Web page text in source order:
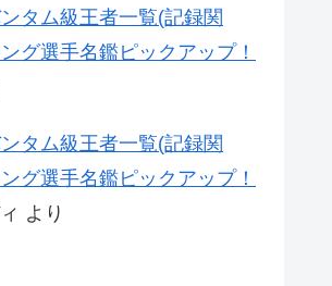
タム級王者一覧(記録関
グ選手名鑑ピックアップ！
タム級王者一覧(記録関
グ選手名鑑ピックアップ！
より